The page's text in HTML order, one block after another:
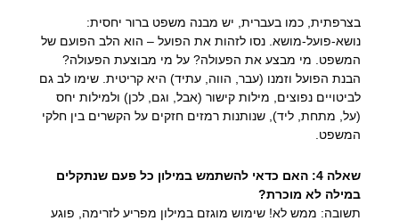
בצרפתית, כמו בעברית, יש מבנה משפט ברור יחסית:
נושא-פועל-מושא. נסו לזהות את הפועל – הוא הלב הפועם של
המשפט. מי מבצע את הפעולה? על מי מבוצעת הפעולה?
הבנת הפועל וזמנו (עבר, הווה, עתיד) היא קריטית. שימו לב גם
לביטויים נפוצים, מילות קישור (אבל, וגם, לכן) ולמילות יחס
(על, מתחת, ליד), שנותנות רמזים חזקים על הקשרים בין חלקי
המשפט.
שאלה 4: האם כדאי להשתמש במילון כל פעם שנתקלים
במילה לא מוכרת?
תשובה: ממש לא! שימוש מוגזם במילון מפריע לזרימה, פוגע